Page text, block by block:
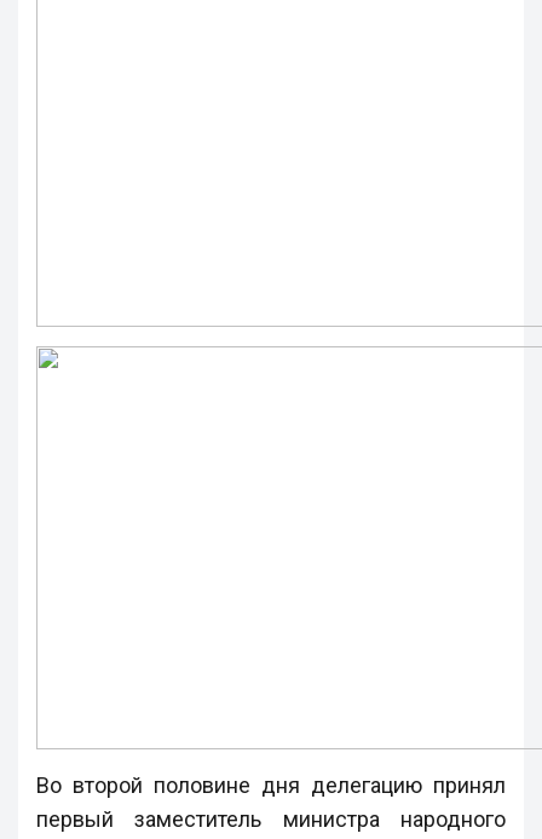
Во второй половине дня делегацию принял
первый заместитель министра народного